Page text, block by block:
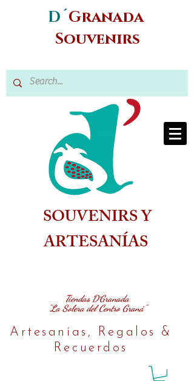
D´Granada
Souvenirs
SOUVENIRS Y
ARTESANÍAS
Tiendas D´Granada
"La Solera del Centro Graná"
Artesanías, Regalos &
Recuerdos